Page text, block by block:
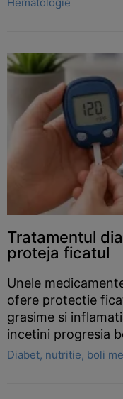
Tratamentul
proteja ficatul
Unele
ofere protectie
grasime si
incetini progresia
Diabet, nutritie, boli